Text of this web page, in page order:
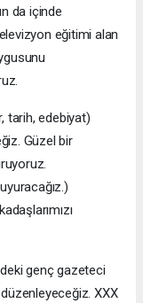
da içinde
eğitimi alan
tarih, edebiyat)
Güzel bir
genç gazeteci
XXX